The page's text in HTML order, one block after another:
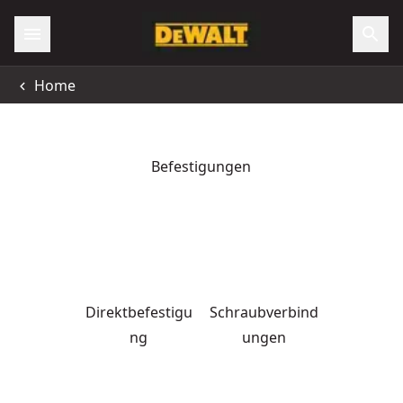
Home
Befestigungen
Direktbefestigu
ng
Schraubverbind
ungen